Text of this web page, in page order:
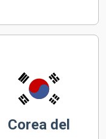
Corea del